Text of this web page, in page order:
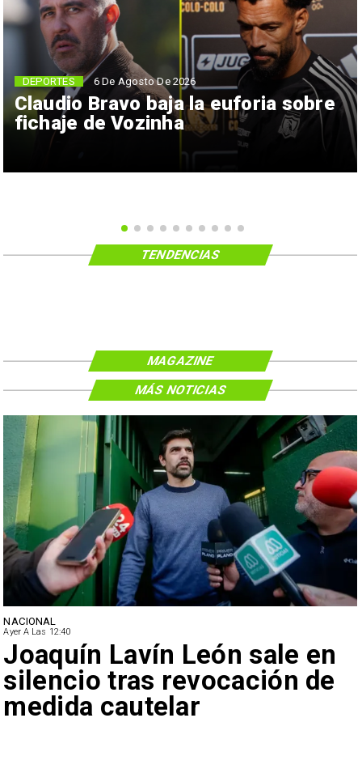
Claudio Bravo baja la euforia sobre
fichaje de Vozinha
DEPORTES 6 De Agosto De 2026
TENDENCIAS
MAGAZINE
NACIONAL
Ayer A Las 12:40
Joaquín Lavín León sale en
silencio tras revocación de
medida cautelar
MÁS NOTICIAS